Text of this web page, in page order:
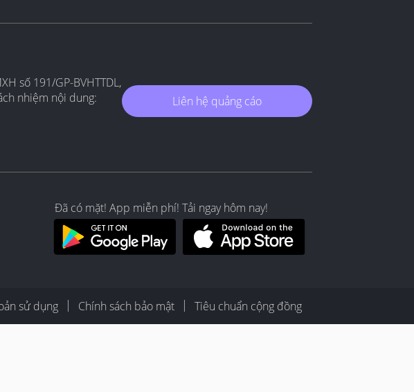
số 191/GP-BVHTTDL,
nhiệm nội dung:
Liên hệ quảng cáo
Đã có mặt! App miễn phí! Tải ngay hôm nay!
sử dụng Chính sách bảo mật Tiêu chuẩn cộng đồng